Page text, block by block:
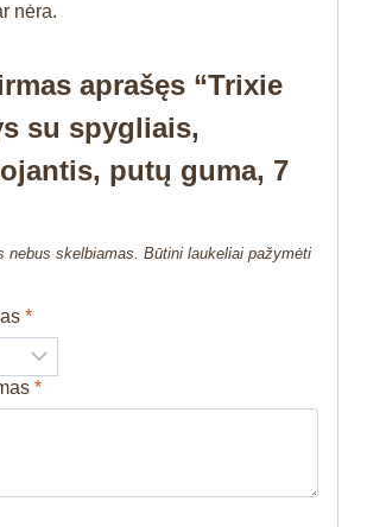
nėra.
aprašęs “Trixie
su spygliais,
putų guma, 7
nebus skelbiamas. Būtini laukeliai pažymėti
*
*